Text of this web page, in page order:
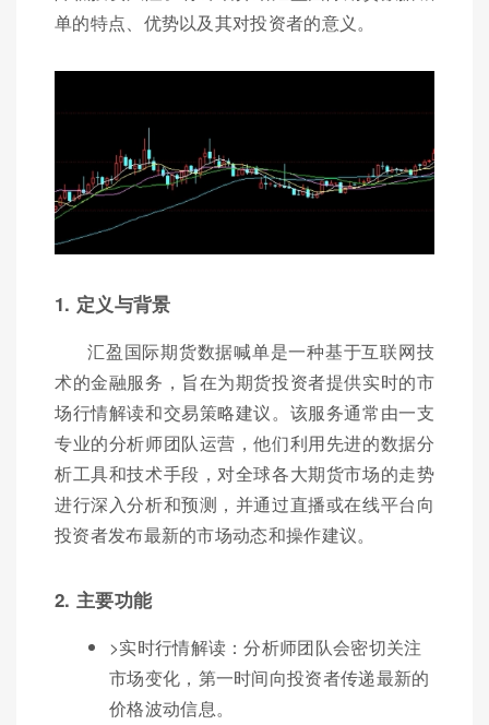
单的特点、优势以及其对投资者的意义。
1. 定义与背景
汇盈国际期货数据喊单是一种基于互联网技
术的金融服务，旨在为期货投资者提供实时的市
场行情解读和交易策略建议。该服务通常由一支
专业的分析师团队运营，他们利用先进的数据分
析工具和技术手段，对全球各大期货市场的走势
进行深入分析和预测，并通过直播或在线平台向
投资者发布最新的市场动态和操作建议。
2. 主要功能
>实时行情解读：分析师团队会密切关注
市场变化，第一时间向投资者传递最新的
价格波动信息。